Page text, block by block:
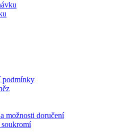
podmínky
možnosti doručení
soukromí